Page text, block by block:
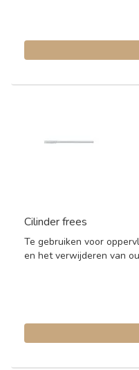
Cilinder frees
Te gebruiken voor
en het verwijderen van